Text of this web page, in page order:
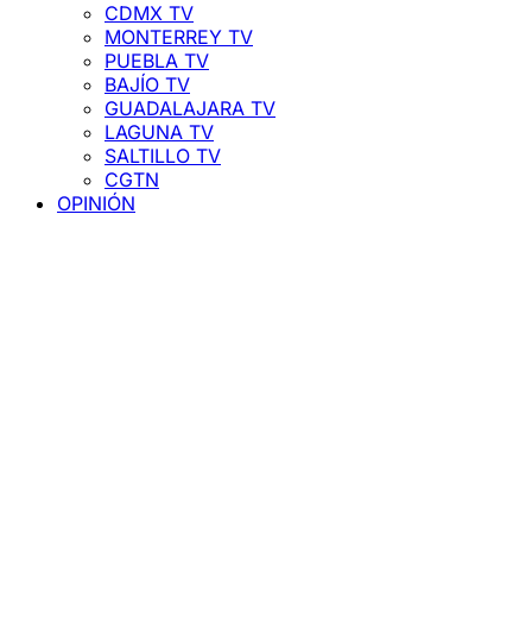
CDMX TV
MONTERREY TV
PUEBLA TV
BAJÍO TV
GUADALAJARA TV
LAGUNA TV
SALTILLO TV
CGTN
OPINIÓN